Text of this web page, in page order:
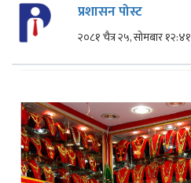
प्रशासन पोस्ट
२०८१ चैत्र २५, सोमबार १२:४१